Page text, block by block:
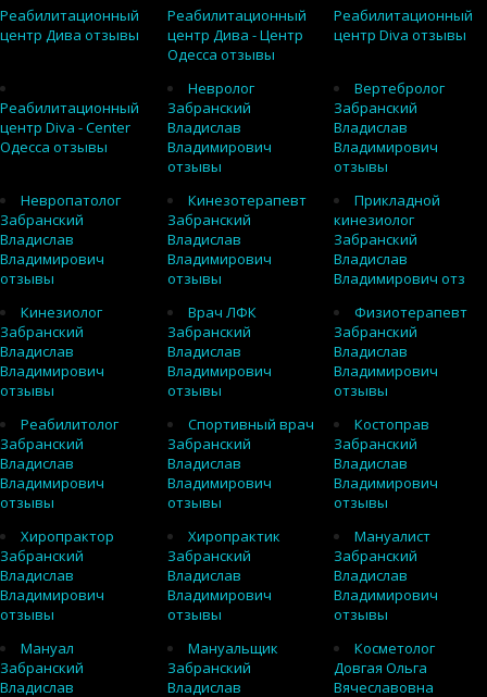
Реабилитационный
центр Дива отзывы
Реабилитационный
центр Дива - Центр
Одесса отзывы
Реабилитационный
центр Diva отзывы
Реабилитационный
центр Diva - Center
Одесса отзывы
Невролог
Забранский
Владислав
Владимирович
отзывы
Вертебролог
Забранский
Владислав
Владимирович
отзывы
Невропатолог
Забранский
Владислав
Владимирович
отзывы
Кинезотерапевт
Забранский
Владислав
Владимирович
отзывы
Прикладной
кинезиолог
Забранский
Владислав
Владимирович отз
Кинезиолог
Забранский
Владислав
Владимирович
отзывы
Врач ЛФК
Забранский
Владислав
Владимирович
отзывы
Физиотерапевт
Забранский
Владислав
Владимирович
отзывы
Реабилитолог
Забранский
Владислав
Владимирович
отзывы
Спортивный врач
Забранский
Владислав
Владимирович
отзывы
Костоправ
Забранский
Владислав
Владимирович
отзывы
Хиропрактор
Забранский
Владислав
Владимирович
отзывы
Хиропрактик
Забранский
Владислав
Владимирович
отзывы
Мануалист
Забранский
Владислав
Владимирович
отзывы
Мануал
Забранский
Владислав
Мануальщик
Забранский
Владислав
Косметолог
Довгая Ольга
Вячеславовна